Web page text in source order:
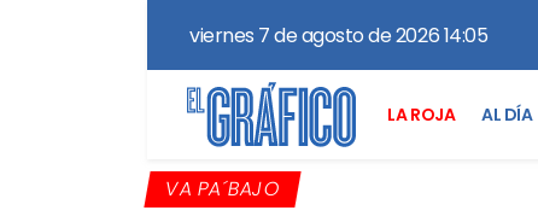
viernes 7 de agosto de 2026 14:05
LA ROJA AL DÍA
VA PA´BAJO